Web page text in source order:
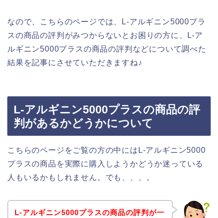
なので、こちらのページでは、L-アルギニン5000プラ
スの商品の評判がみつからないとお困りの方に、L-ア
ルギニン5000プラスの商品の評判などについて調べた
結果を記事にさせていただきますね♪
L-アルギニン5000プラスの商品の評
判があるかどうかについて
こちらのページをご覧の方の中にはL-アルギニン5000
プラスの商品を実際に購入しようかどうか迷っている
人もいるかもしれません。でも、、、。
L-アルギニン5000プラスの商品の評判が一